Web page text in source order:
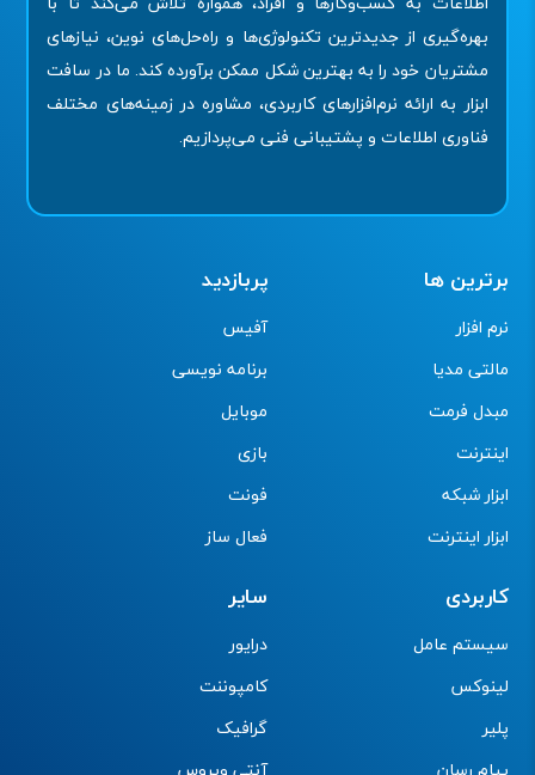
بهره‌گیری از جدیدترین تکنولوژی‌ها و راه‌حل‌های نوین، نیازهای
مشتریان خود را به بهترین شکل ممکن برآورده کند. ما در سافت
ابزار به ارائه نرم‌افزارهای کاربردی، مشاوره در زمینه‌های مختلف
فناوری اطلاعات و پشتیبانی فنی می‌پردازیم.
برترین ها
نرم افزار
مالتی مدیا
مبدل فرمت
اینترنت
ابزار شبکه
ابزار اینترنت
پربازدید
آفیس
برنامه نویسی
موبایل
بازی
فونت
فعال ساز
کاربردی
سیستم عامل
لینوکس
پلیر
سایر
درایور
کامپوننت
گرافیک